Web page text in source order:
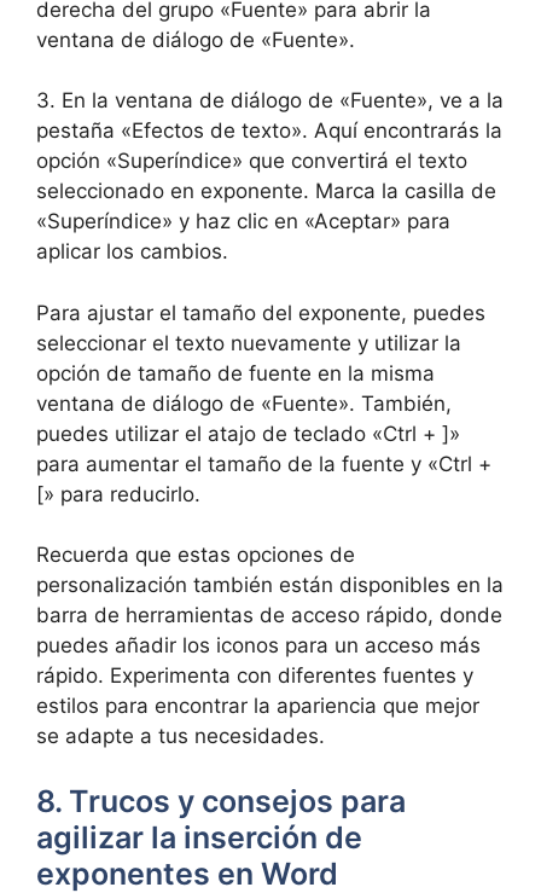
derecha del grupo «Fuente» para abrir la
ventana de diálogo de «Fuente».
3. En la ventana de diálogo de «Fuente», ve a la
pestaña «Efectos de texto». Aquí encontrarás la
opción «Superíndice» que convertirá el texto
seleccionado en exponente. Marca la casilla de
«Superíndice» y haz clic en «Aceptar» para
aplicar los cambios.
Para ajustar el tamaño del exponente, puedes
seleccionar el texto nuevamente y utilizar la
opción de tamaño de fuente en la misma
ventana de diálogo de «Fuente». También,
puedes utilizar el atajo de teclado «Ctrl + ]»
para aumentar el tamaño de la fuente y «Ctrl +
[» para reducirlo.
Recuerda que estas opciones de
personalización también están disponibles en la
barra de herramientas de acceso rápido, donde
puedes añadir los iconos para un acceso más
rápido. Experimenta con diferentes fuentes y
estilos para encontrar la apariencia que mejor
se adapte a tus necesidades.
8. Trucos y consejos para
agilizar la inserción de
exponentes en Word